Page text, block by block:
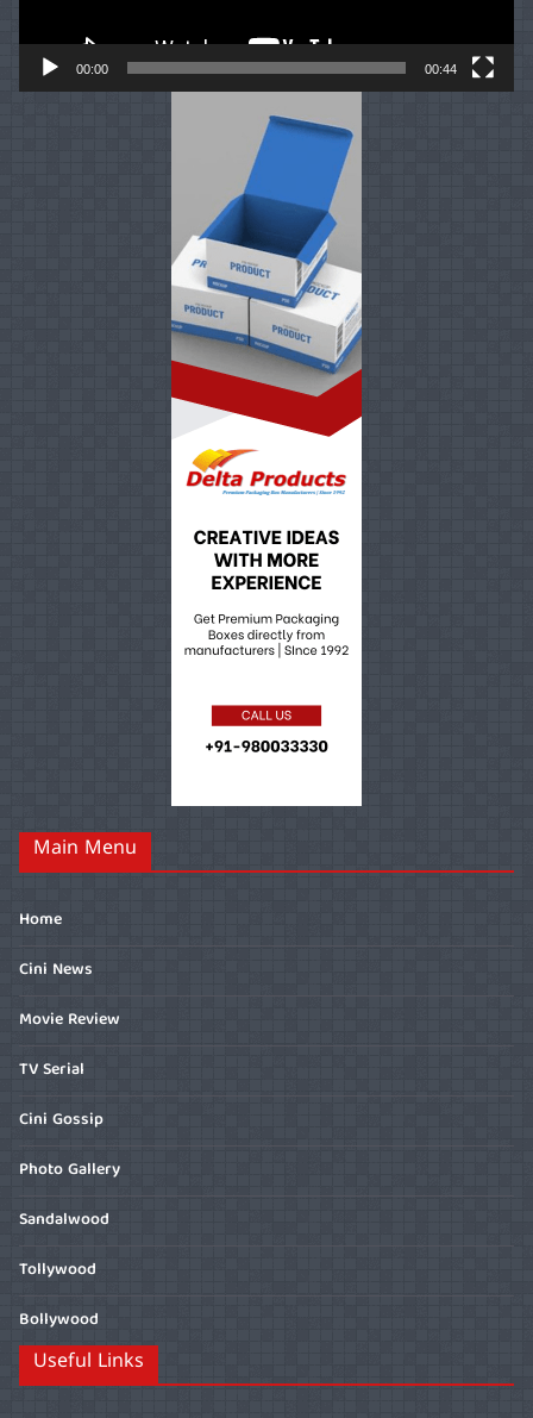
00:00 00:44
Main Menu
Home
Cini News
Movie Review
TV Serial
Cini Gossip
Photo Gallery
Sandalwood
Tollywood
Bollywood
Useful Links